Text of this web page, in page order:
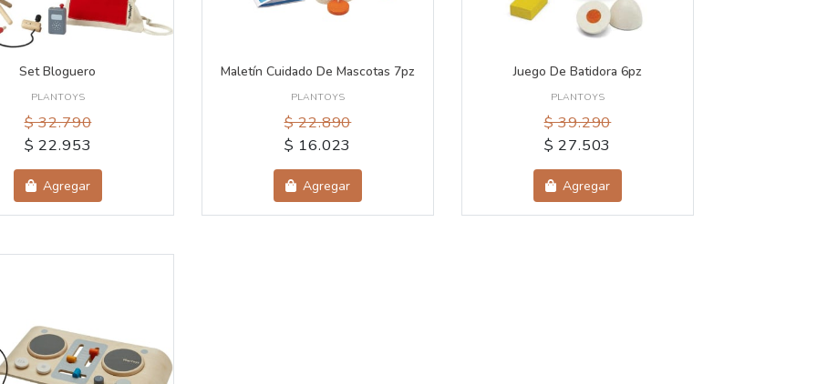
Set Bloguero
PLANTOYS
$ 32.790
$ 22.953
Agregar
Maletín Cuidado De Mascotas 7pz
PLANTOYS
$ 22.890
$ 16.023
Agregar
Juego De Batidora 6pz
PLANTOYS
$ 39.290
$ 27.503
Agregar